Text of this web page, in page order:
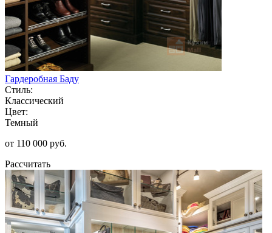
Гардеробная Баду
Стиль:
Классический
Цвет:
Темный
от 110 000 руб.
Рассчитать